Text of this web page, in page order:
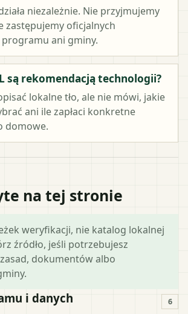
niezależnie. Nie przyjmujemy
zastępujemy oficjalnych
ani gminy.
są rekomendacją technologii?
lokalne tło, ale nie mówi, jakie
ani ile zapłaci konkretne
domowe.
na tej stronie
weryfikacji, nie katalog lokalnej
źródło, jeśli potrzebujesz
dokumentów albo
i danych 6